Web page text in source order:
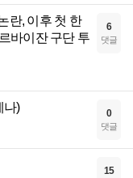
란, 이후 첫 한
바이잔 구단 투
6
댓글
나) 0
댓글
15